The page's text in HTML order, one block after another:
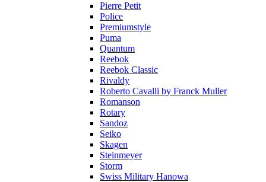
Pierre Petit
Police
Premiumstyle
Puma
Quantum
Reebok
Reebok Classic
Rivaldy
Roberto Cavalli by Franck Muller
Romanson
Rotary
Sandoz
Seiko
Skagen
Steinmeyer
Storm
Swiss Military Hanowa